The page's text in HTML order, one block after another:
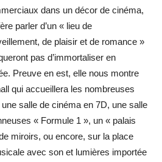
dans un décor de cinéma,
parler d’un « lieu de
de plaisir et de romance »
pas d’immortaliser en
Preuve en est, elle nous montre
qui accueillera les nombreuses
salle de cinéma en 7D, une salle
« Formule 1 », un « palais
miroirs, ou encore, sur la place
avec son et lumières importée